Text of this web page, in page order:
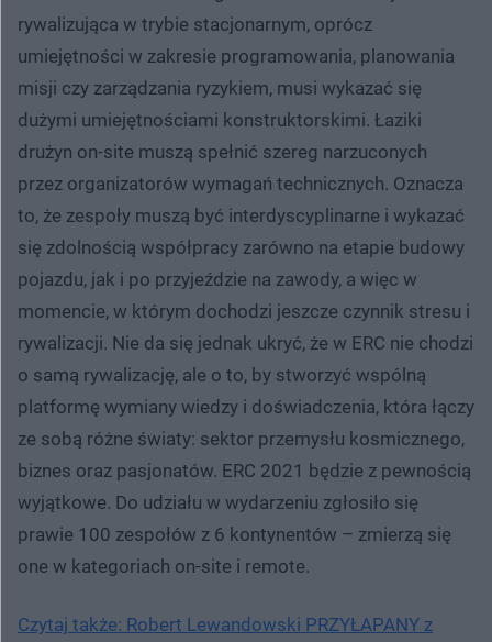
rywalizująca w trybie stacjonarnym, oprócz
umiejętności w zakresie programowania, planowania
misji czy zarządzania ryzykiem, musi wykazać się
dużymi umiejętnościami konstruktorskimi. Łaziki
drużyn on-site muszą spełnić szereg narzuconych
przez organizatorów wymagań technicznych. Oznacza
to, że zespoły muszą być interdyscyplinarne i wykazać
się zdolnością współpracy zarówno na etapie budowy
pojazdu, jak i po przyjeździe na zawody, a więc w
momencie, w którym dochodzi jeszcze czynnik stresu i
rywalizacji. Nie da się jednak ukryć, że w ERC nie chodzi
o samą rywalizację, ale o to, by stworzyć wspólną
platformę wymiany wiedzy i doświadczenia, która łączy
ze sobą różne światy: sektor przemysłu kosmicznego,
biznes oraz pasjonatów. ERC 2021 będzie z pewnością
wyjątkowe. Do udziału w wydarzeniu zgłosiło się
prawie 100 zespołów z 6 kontynentów – zmierzą się
one w kategoriach on-site i remote.
Czytaj także: Robert Lewandowski PRZYŁAPANY z